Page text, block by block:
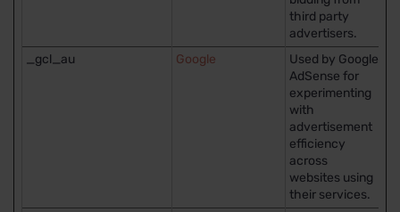
third party
advertisers.
_gcl_au Google
Used by Google
AdSense for
experimenting
with
advertisement
efficiency
across
websites using
their services.